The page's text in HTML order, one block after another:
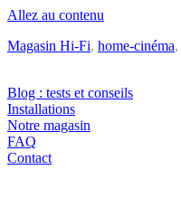
Allez au contenu
Magasin Hi-Fi, home-cinéma,
Blog : tests et conseils
Installations
Notre magasin
FAQ
Contact